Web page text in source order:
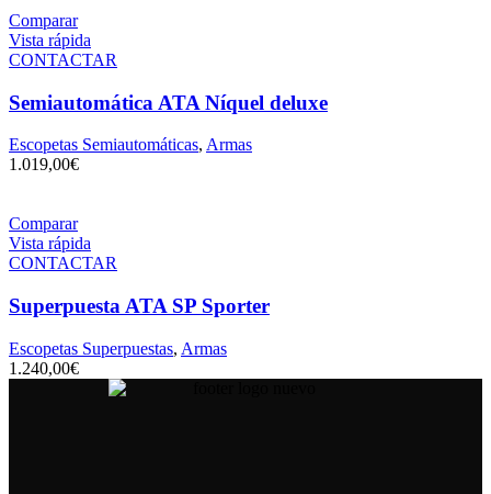
Comparar
Vista rápida
CONTACTAR
Semiautomática ATA Níquel deluxe
Escopetas Semiautomáticas, Armas
1.019,00€
Comparar
Vista rápida
CONTACTAR
Superpuesta ATA SP Sporter
Escopetas Superpuestas, Armas
1.240,00€